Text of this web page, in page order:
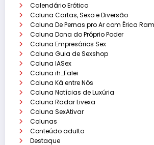
Calendário Erótico
Coluna Cartas, Sexo e Diversão
Coluna De Pernas pro Ar com Érica
Coluna Dona do Próprio Poder
Coluna Empresários Sex
Coluna Guia de Sexshop
Coluna IASex
Coluna ih…Falei
Coluna Ká entre Nós
Coluna Notícias de Luxúria
Coluna Radar Livexa
Coluna SexAtivar
Colunas
Conteúdo adulto
Destaque